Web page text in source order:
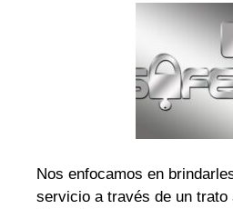
Nos enfocamos en
servicio a través de un trato